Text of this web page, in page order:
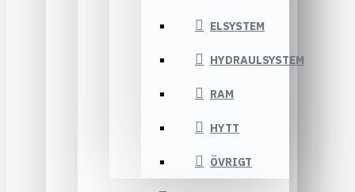
ELSYSTEM
HYDRAULSYSTEM
RAM
HYTT
ÖVRIGT